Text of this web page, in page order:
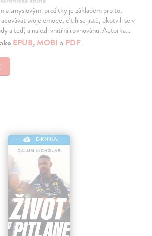
a smyslovými prožitky je základem pro to,
svoje emoce, cítili se jistě, ukotvili se v
a teď, a nalezli vnitřní rovnováhu. Autorka…
EPUB, MOBI a PDF
E-KNIHA